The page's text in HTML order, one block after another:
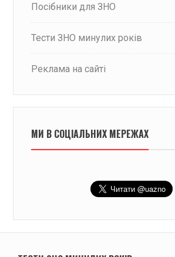
Посібники для ЗНО
Тести ЗНО минулих років
Реклама на сайті
МИ В СОЦІАЛЬНИХ МЕРЕЖАХ